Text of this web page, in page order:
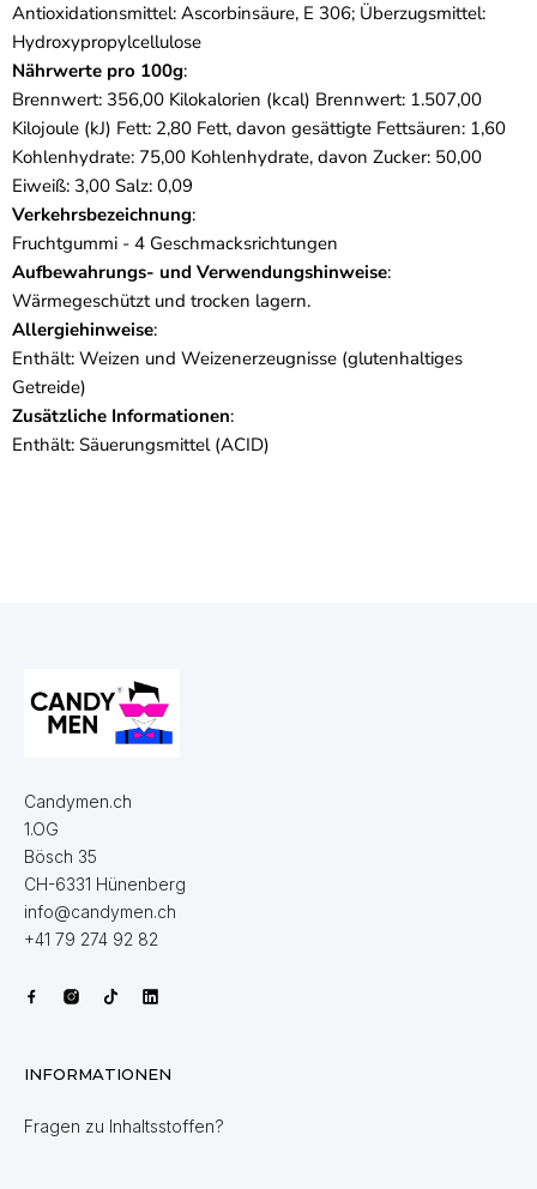
Antioxidationsmittel: Ascorbinsäure, E 306; Überzugsmittel:
Hydroxypropylcellulose
Nährwerte pro 100g:
Brennwert: 356,00 Kilokalorien (kcal) Brennwert: 1.507,00
Kilojoule (kJ) Fett: 2,80 Fett, davon gesättigte Fettsäuren: 1,60
Kohlenhydrate: 75,00 Kohlenhydrate, davon Zucker: 50,00
Eiweiß: 3,00 Salz: 0,09
Verkehrsbezeichnung:
Fruchtgummi - 4 Geschmacksrichtungen
Aufbewahrungs- und Verwendungshinweise:
Wärmegeschützt und trocken lagern.
Allergiehinweise:
Enthält: Weizen und Weizenerzeugnisse (glutenhaltiges
Getreide)
Zusätzliche Informationen:
Enthält: Säuerungsmittel (ACID)
Candymen.ch
1.OG
Bösch 35
CH-6331 Hünenberg
info@candymen.ch
+41 79 274 92 82
INFORMATIONEN
Fragen zu Inhaltsstoffen?